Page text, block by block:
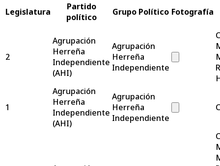
Legislatura
Partido
político
Grupo Político Fotografía
2
Agrupación
Herreña
Independiente
(AHI)
Agrupación
Herreña
Independiente
1
Agrupación
Herreña
Independiente
(AHI)
Agrupación
Herreña
Independiente